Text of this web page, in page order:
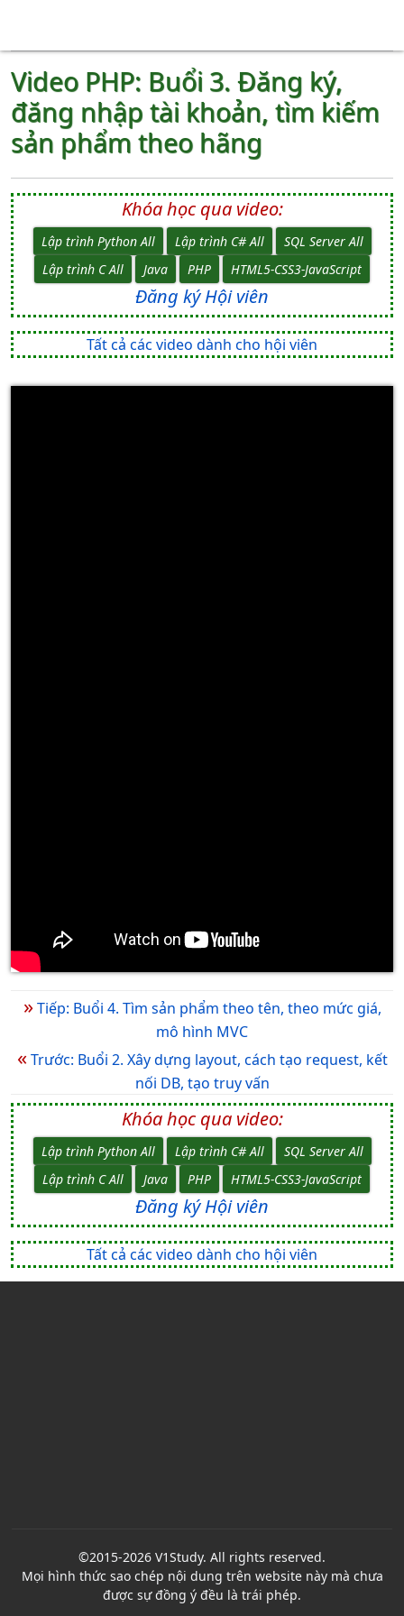
Video PHP: Buổi 3. Đăng ký,
đăng nhập tài khoản, tìm kiếm
sản phẩm theo hãng
Khóa học qua video:
Lập trình Python All Lập trình C# All
SQL Server All
Lập trình C All
Java PHP HTML5-CSS3-JavaScript
Đăng ký Hội viên
Tất cả các video dành cho hội viên
»Tiếp: Buổi 4. Tìm sản phẩm theo tên, theo mức giá,
mô hình MVC
«Trước: Buổi 2. Xây dựng layout, cách tạo request, kết
nối DB, tạo truy vấn
Khóa học qua video:
Lập trình Python All Lập trình C# All
SQL Server All
Lập trình C All
Java PHP HTML5-CSS3-JavaScript
Đăng ký Hội viên
Tất cả các video dành cho hội viên
©2015-2026 V1Study. All rights reserved.
Mọi hình thức sao chép nội dung trên website này mà chưa
được sự đồng ý đều là trái phép.